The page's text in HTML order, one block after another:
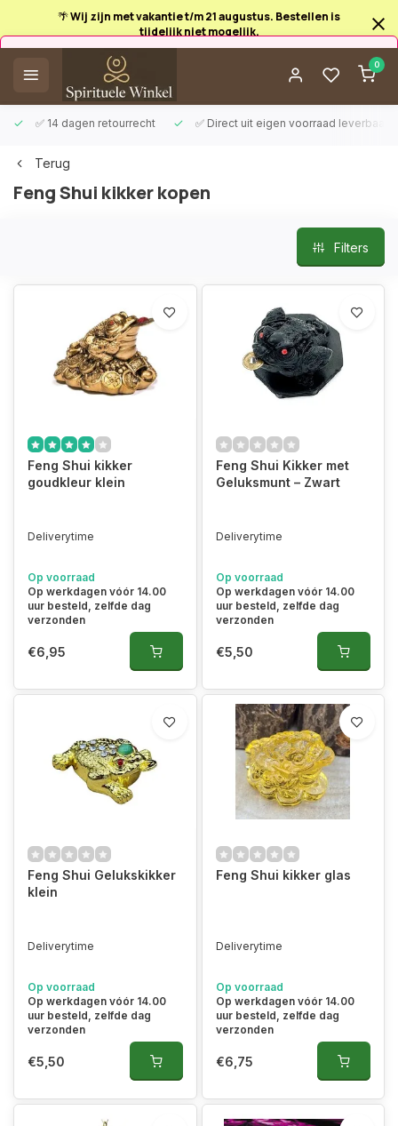
🌴 Wij zijn met vakantie t/m 21 augustus. Bestellen is
tijdelijk niet mogelijk.
0
✅ 14 dagen retourrecht ✅ Direct uit eigen voorraad leverbaar
Afrekenen is uitgeschakeld.
Terug
Feng Shui kikker kopen
Filters
Feng Shui kikker
goudkleur klein
Deliverytime
Op voorraad
Op werkdagen vóór 14.00
uur besteld, zelfde dag
verzonden
€6,95
Feng Shui Kikker met
Geluksmunt – Zwart
Deliverytime
Op voorraad
Op werkdagen vóór 14.00
uur besteld, zelfde dag
verzonden
€5,50
Feng Shui Gelukskikker
klein
Deliverytime
Op voorraad
Op werkdagen vóór 14.00
uur besteld, zelfde dag
verzonden
€5,50
Feng Shui kikker glas
Deliverytime
Op voorraad
Op werkdagen vóór 14.00
uur besteld, zelfde dag
verzonden
€6,75